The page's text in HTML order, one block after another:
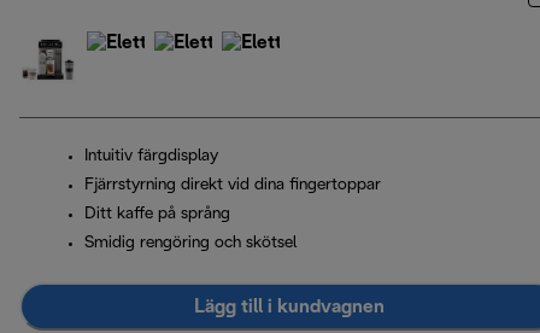
Intuitiv färgdisplay
Fjärrstyrning direkt vid dina fingertoppar
Ditt kaffe på språng
Smidig rengöring och skötsel
Lägg till i kundvagnen